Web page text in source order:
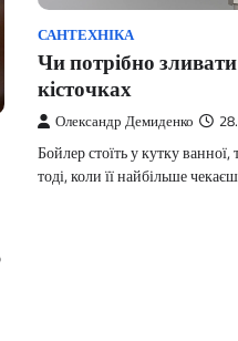
САНТЕХНІКА
Чи потрібно
кісточках
Олександр Демиденко
Бойлер стоїть у кутку
тоді, коли її найбільше